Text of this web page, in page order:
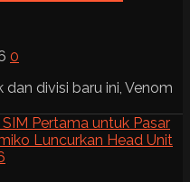
0
divisi baru ini, Venom